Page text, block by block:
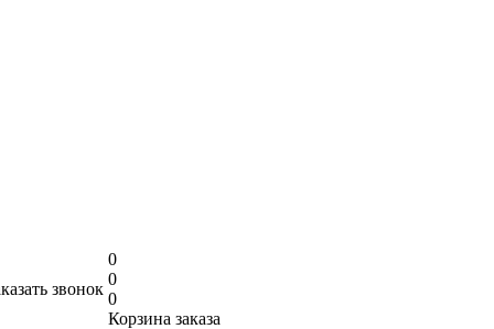
звонок
0
0
0
Корзина заказа